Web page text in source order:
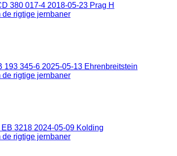
380 017-4 2018-05-23 Prag H
de rigtige jernbaner
345-6 2025-05-13 Ehrenbreitstein
de rigtige jernbaner
3218 2024-05-09 Kolding
de rigtige jernbaner